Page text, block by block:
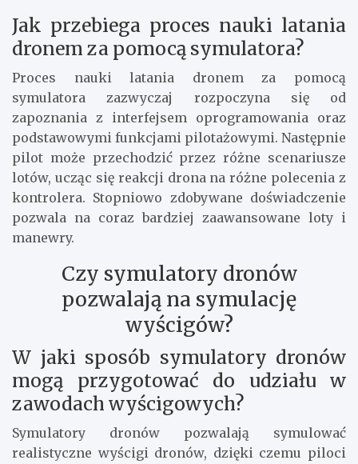
Jak przebiega proces nauki latania
dronem za pomocą symulatora?
Proces nauki latania dronem za pomocą
symulatora zazwyczaj rozpoczyna się od
zapoznania z interfejsem oprogramowania oraz
podstawowymi funkcjami pilotażowymi. Następnie
pilot może przechodzić przez różne scenariusze
lotów, ucząc się reakcji drona na różne polecenia z
kontrolera. Stopniowo zdobywane doświadczenie
pozwala na coraz bardziej zaawansowane loty i
manewry.
Czy symulatory dronów
pozwalają na symulację
wyścigów?
W jaki sposób symulatory dronów
mogą przygotować do udziału w
zawodach wyścigowych?
Symulatory dronów pozwalają symulować
realistyczne wyścigi dronów, dzięki czemu piloci